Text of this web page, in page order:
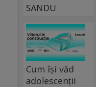
SANDU
Cum își văd
adolescenții